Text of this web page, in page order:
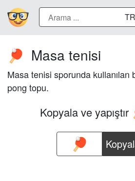
TR
🏓 Masa tenisi
Masa tenisi sporunda kullanılan
pong topu.
Kopyala ve yapıştır